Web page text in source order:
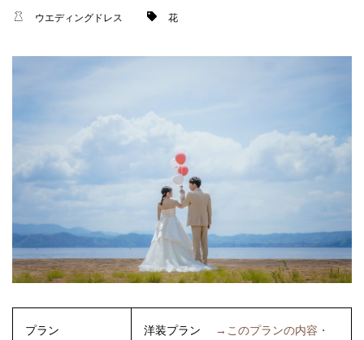
ウエディングドレス 花
プラン 洋装プラン
→このプランの内容・